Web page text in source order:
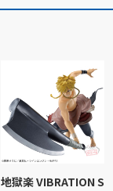
地獄楽 VIBRATION S